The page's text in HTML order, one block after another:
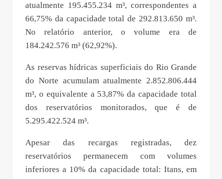
atualmente 195.455.234 m³, correspondentes a
66,75% da capacidade total de 292.813.650 m³.
No relatório anterior, o volume era de
184.242.576 m³ (62,92%).
As reservas hídricas superficiais do Rio Grande
do Norte acumulam atualmente 2.852.806.444
m³, o equivalente a 53,87% da capacidade total
dos reservatórios monitorados, que é de
5.295.422.524 m³.
Apesar das recargas registradas, dez
reservatórios permanecem com volumes
inferiores a 10% da capacidade total: Itans, em